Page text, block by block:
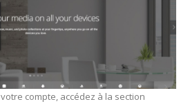
compte, accédez à la section